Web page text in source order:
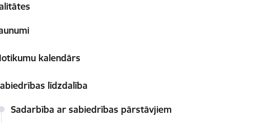
kalendārs
līdzdalība
Sadarbība ar sabiedrības pārstāvjiem